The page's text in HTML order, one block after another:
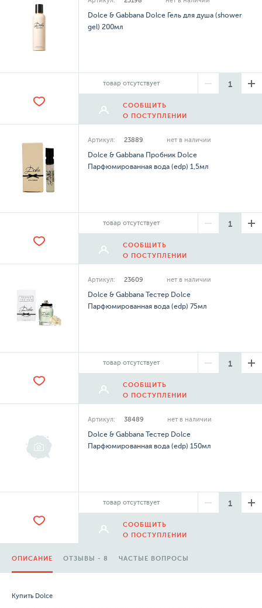
Dolce & Gabbana Dolce Гель для душа (shower
gel) 200мл
товар отсутствует
СООБЩИТЬ
О ПОСТУПЛЕНИИ
Артикул: 23889 нет в наличии
Dolce & Gabbana Пробник Dolce
Парфюмированная вода (edp) 1,5мл
товар отсутствует
СООБЩИТЬ
О ПОСТУПЛЕНИИ
Артикул: 23609 нет в наличии
Dolce & Gabbana Тестер Dolce
Парфюмированная вода (edp) 75мл
товар отсутствует
СООБЩИТЬ
О ПОСТУПЛЕНИИ
Артикул: 38489 нет в наличии
Dolce & Gabbana Тестер Dolce
Парфюмированная вода (edp) 150мл
товар отсутствует
СООБЩИТЬ
О ПОСТУПЛЕНИИ
ОПИСАНИЕ ОТЗЫВЫ - 8 ЧАСТЫЕ ВОПРОСЫ
Купить Dolce